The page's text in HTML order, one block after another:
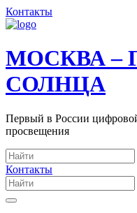
Контакты
МОСКВА –
СОЛНЦА
Первый в России
просвещения
Контакты